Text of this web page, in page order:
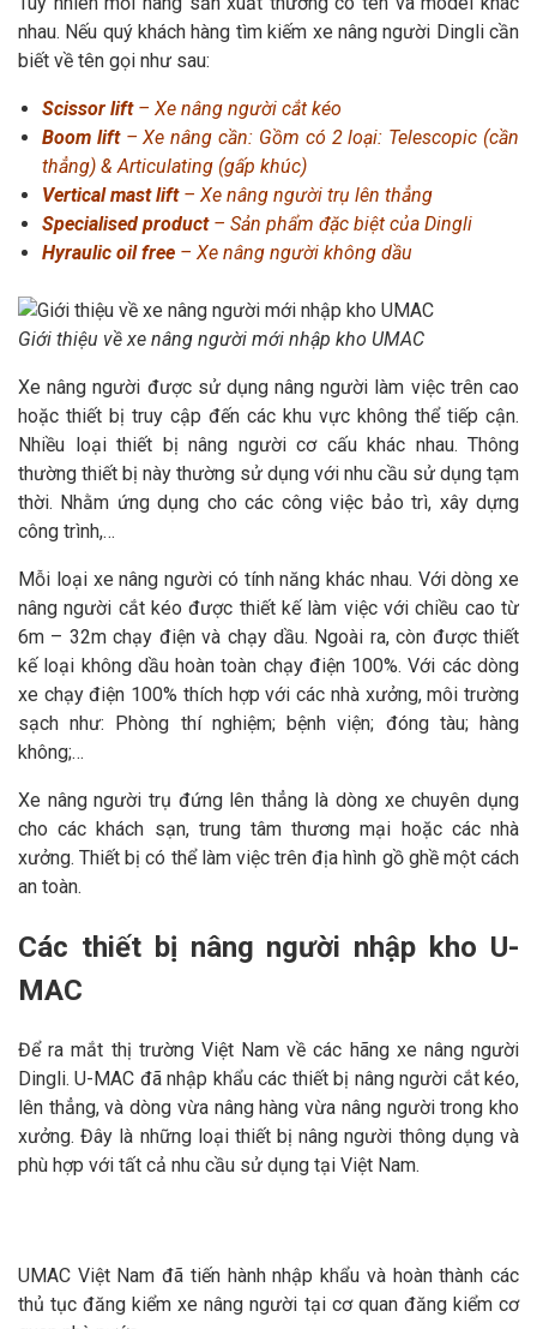
nhau. Nếu quý khách hàng tìm kiếm xe nâng người Dingli cần
biết về tên gọi như sau:
Scissor lift– Xe nâng người cắt kéo
Boom lift– Xe nâng cần: Gồm có 2 loại: Telescopic (cần
thẳng) & Articulating (gấp khúc)
Vertical mast lift– Xe nâng người trụ lên thẳng
Specialised product– Sản phẩm đặc biệt của Dingli
Hyraulic oil free – Xe nâng người không dầu
Giới thiệu về xe nâng người mới nhập kho UMAC
Xe nâng người được sử dụng nâng người làm việc trên cao
hoặc thiết bị truy cập đến các khu vực không thể tiếp cận.
Nhiều loại thiết bị nâng người cơ cấu khác nhau. Thông
thường thiết bị này thường sử dụng với nhu cầu sử dụng tạm
thời. Nhằm ứng dụng cho các công việc bảo trì, xây dựng
công trình,…
Mỗi loại xe nâng người có tính năng khác nhau. Với dòng xe
nâng người cắt kéo được thiết kế làm việc với chiều cao từ
6m – 32m chạy điện và chạy dầu. Ngoài ra, còn được thiết
kế loại không dầu hoàn toàn chạy điện 100%. Với các dòng
xe chạy điện 100% thích hợp với các nhà xưởng, môi trường
sạch như: Phòng thí nghiệm; bệnh viện; đóng tàu; hàng
không;…
Xe nâng người trụ đứng lên thẳng là dòng xe chuyên dụng
cho các khách sạn, trung tâm thương mại hoặc các nhà
xưởng. Thiết bị có thể làm việc trên địa hình gồ ghề một cách
an toàn.
Các thiết bị nâng người nhập kho U-
MAC
Để ra mắt thị trường Việt Nam về các hãng xe nâng người
Dingli. U-MAC đã nhập khẩu các thiết bị nâng người cắt kéo,
lên thẳng, và dòng vừa nâng hàng vừa nâng người trong kho
xưởng. Đây là những loại thiết bị nâng người thông dụng và
phù hợp với tất cả nhu cầu sử dụng tại Việt Nam.
UMAC Việt Nam đã tiến hành nhập khẩu và hoàn thành các
thủ tục đăng kiểm xe nâng người tại cơ quan đăng kiểm cơ